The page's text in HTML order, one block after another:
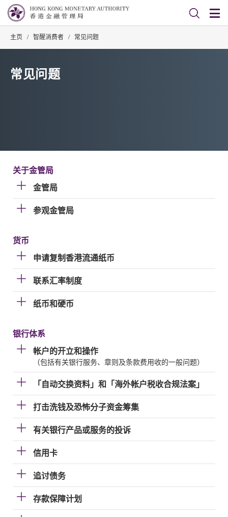
主页 / 智醒消费者 / 常见问题
常见问题
关于金管局
金管局
参观金管局
货币
申请复制香港流通纸币
联系汇率制度
纸币和硬币
银行体系
帐户的开立和操作
（包括有关银行服务、章则及条款费用收的一般问题）
「自动交换资料」和「海外帐户税收合规法案」
打击洗钱及恐怖分子资金筹集
有关银行产品或服务的投诉
信用卡
追讨债务
存款保障计划